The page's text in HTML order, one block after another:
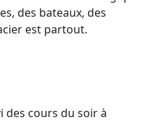
des bateaux, des
est partout.
des cours du soir à